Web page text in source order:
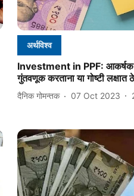
अर्थविश्व
Investment in PPF: आकर्षक
गुंतवणूक करताना या गोष्टी लक्षात
दैनिक गोमन्तक 07 Oct 2023